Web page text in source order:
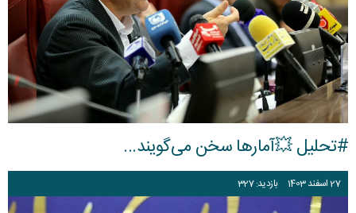
#تحلیل 💥آمارها سخن می‌گویند...
27اسفند1403 بازدید: 327